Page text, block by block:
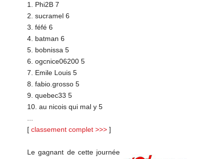
1. Phi2B 7
2. sucramel 6
3. féfé 6
4. batman 6
5. bobnissa 5
6. ogcnice06200 5
7. Emile Louis 5
8. fabio.grosso 5
9. quebec33 5
10. au nicois qui mal y 5
[ classement complet >>> ]
Le gagnant de cette journée